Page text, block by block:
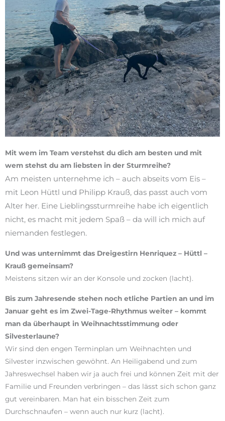
Mit wem im Team verstehst du dich am besten und mit
wem stehst du am liebsten in der Sturmreihe?
Am meisten unternehme ich – auch abseits vom Eis –
mit Leon Hüttl und Philipp Krauß, das passt auch vom
Alter her. Eine Lieblingssturmreihe habe ich eigentlich
nicht, es macht mit jedem Spaß – da will ich mich auf
niemanden festlegen.
Und was unternimmt das Dreigestirn Henriquez – Hüttl –
Krauß gemeinsam?
Meistens sitzen wir an der Konsole und zocken (lacht).
Bis zum Jahresende stehen noch etliche Partien an und im
Januar geht es im Zwei-Tage-Rhythmus weiter – kommt
man da überhaupt in Weihnachtsstimmung oder
Silvesterlaune?
Wir sind den engen Terminplan um Weihnachten und
Silvester inzwischen gewöhnt. An Heiligabend und zum
Jahreswechsel haben wir ja auch frei und können Zeit mit der
Familie und Freunden verbringen – das lässt sich schon ganz
gut vereinbaren. Man hat ein bisschen Zeit zum
Durchschnaufen – wenn auch nur kurz (lacht).